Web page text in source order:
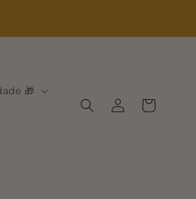
🎁
sessão
Carrinho